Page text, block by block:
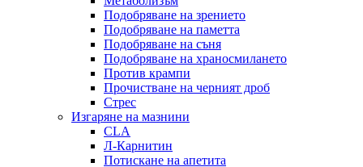
Подобряване на зрението
Подобряване на паметта
Подобряване на съня
Подобряване на храносмилането
Против крампи
Прочистване на черният дроб
Стрес
Изгаряне на мазнини
CLA
Л-Карнитин
Потискане на апетита